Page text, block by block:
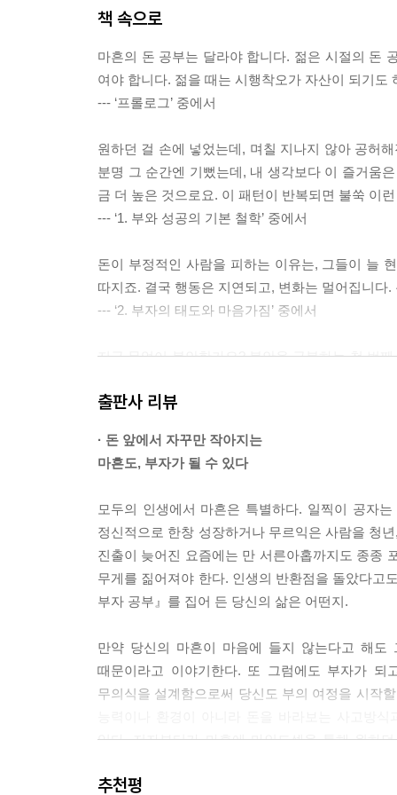
6. 관계와 부의 연결성
day 23 부자들은 사람을 이렇게 신뢰한다-관계로
day 24 모두와 말이 잘 통하는 사람이 되는 세 가지
day 25 갈등이 터지기 전에 분위기를 바꾸는 대화
day 27 ‘같이 일하고 싶은 사람’이 되기 위한 다섯
7. 자존감과 내적 강인함
day 28 미국 대통령 영부인이 말하는 ‘자존감 지키
day 30 위기를 기회로 바꾸는 사람이 던지는 한 가
day 31 멘탈이 무너질 때, 나를 다시 일으키는 한마
day 32 ‘나만의 무기’를 빨리 발견하는 방법과 주의
8. 부자들의 에너지 경영 노하우
day 34 에너지를 낭비하지 않는 선택의 기준
day 36 성과를 극대화시키는 부자들의 루틴 따라잡
day 37 어두운 과거에 더 이상 시간을 내주지 마라
9. 부자의 도전과 극복
day 38 사람을 무너뜨리는 건 실패가 아니라, ‘이것’
day 39 두려움을 뚫고 새로운 기회를 창조하는 법
day 40 미래가 불안할 때 부자들은 이렇게 생각한다
day 41 ‘성장을 위한 고통’을 기꺼이 선택하는 힘
10. 부자의 원칙과 가치관
day 43 부자가 돈보다 더 중요하게 여기는 세 가지
책 속으로
마흔의 돈 공부는 달라야 합니다. 젊은 시절의 돈
여야 합니다. 젊을 때는 시행착오가 자산이 되기
--- ‘프롤로그’ 중에서
원하던 걸 손에 넣었는데, 며칠 지나지 않아 공허
분명 그 순간엔 기뻤는데, 내 생각보다 이 즐거움
금 더 높은 것으로요. 이 패턴이 반복되면 불쑥 이
--- ‘1. 부와 성공의 기본 철학’ 중에서
돈이 부정적인 사람을 피하는 이유는, 그들이 늘
따지죠. 결국 행동은 지연되고, 변화는 멀어집니
--- ‘2. 부자의 태도와 마음가짐’ 중에서
지금 무엇이 불안한가요? 불안을 극복하는 첫 번
--- ‘4. 내적 성장과 자기 관리’ 중에서
1940년대에 미국 심리학자 쿠르트 레빈은 집단
지는 사람은 그 집단에서 지위가 가장 높거나 경
--- ‘6. 관계와 부의 연결성’ 중에서
이 세 가지 원칙, 즉 ‘나만의 리듬 찾기’, ‘작은 승
루틴은 올바른 방향으로 나아가는 작은 행동의
--- ‘8. 부자들의 에너지 경영 노하우’ 중에서
부자들은 처음부터 완벽한 계획을 세우지 않습니
좋은 쪽으로 자원을 집중합니다. 이렇게 하면 실
--- ‘9. 부자의 도전과 극복’ 중에서
출판사 리뷰
· 돈 앞에서 자꾸만 작아지는
마흔도, 부자가 될 수 있다
모두의 인생에서 마흔은 특별하다. 일찍이 공자
정신적으로 한창 성장하거나 무르익은 사람을 청
진출이 늦어진 요즘에는 만 서른아홉까지도 종종
무게를 짊어져야 한다. 인생의 반환점을 돌았다고
부자 공부』를 집어 든 당신의 삶은 어떤지.
만약 당신의 마흔이 마음에 들지 않는다고 해
때문이라고 이야기한다. 또 그럼에도 부자가
무의식을 설계함으로써 당신도 부의 여정을 시작
있다. 저자부터가 마흔에 마인드셋을 통해 원하
추천평